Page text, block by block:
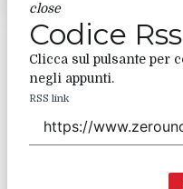
close
Codice Rss
Clicca sul pulsante per
negli appunti.
RSS link